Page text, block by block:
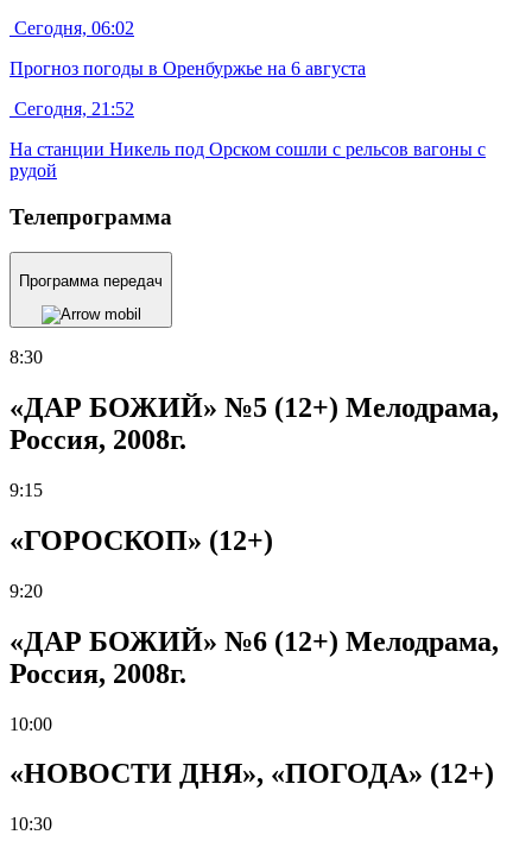
Сегодня, 06:02
Прогноз погоды в Оренбуржье на 6 августа
Сегодня, 21:52
На станции Никель под Орском сошли с рельсов вагоны с
рудой
Телепрограмма
Программа передач
8:30
«ДАР БОЖИЙ» №5 (12+) Мелодрама,
Россия, 2008г.
9:15
«ГОРОСКОП» (12+)
9:20
«ДАР БОЖИЙ» №6 (12+) Мелодрама,
Россия, 2008г.
10:00
«НОВОСТИ ДНЯ», «ПОГОДА» (12+)
10:30